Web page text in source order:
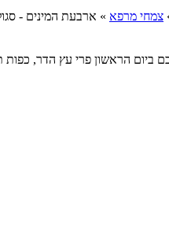
צמחי מרפא » ארבעת המינים -
ביום הראשון פרי עץ הדר, כפות